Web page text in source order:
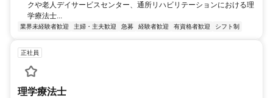
クや老人デイサービスセンター、通所リハビリテーションにおける理
学療法士...
業界未経験者歓迎 主婦・主夫歓迎 急募 経験者歓迎 有資格者歓迎 シフト制
正社員
理学療法士